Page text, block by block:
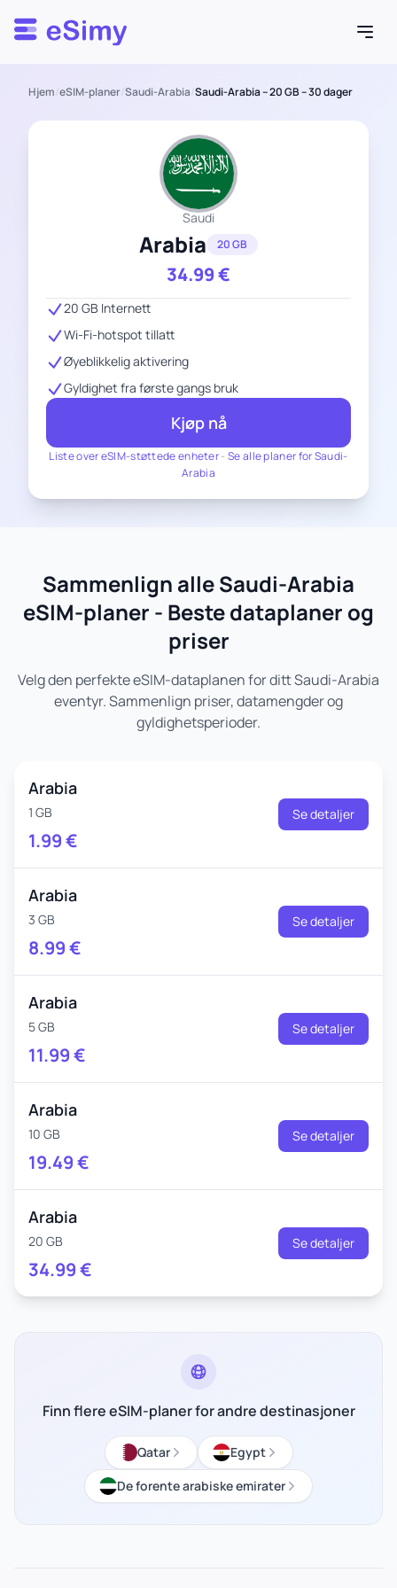
Esimy
Hjem/eSIM-planer/Saudi-Arabia/Saudi-Arabia – 20 GB – 30 dager
Saudi
Arabia 20 GB
34.99€
Liste over eSIM-støttede enheter- Se alle planer for Saudi-
Arabia
20 GB Internett
Wi-Fi-hotspot tillatt
Øyeblikkelig aktivering
Gyldighet fra første gangs bruk
Kjøp nå
Sammenlign alle Saudi-Arabia
eSIM-planer - Beste dataplaner og
priser
Velg den perfekte eSIM-dataplanen for ditt Saudi-Arabia
eventyr. Sammenlign priser, datamengder og
gyldighetsperioder.
Arabia
1 GB
1.99€
Se detaljer
Arabia
3 GB
8.99€
Se detaljer
Arabia
5 GB
11.99€
Se detaljer
Arabia
10 GB
19.49€
Se detaljer
Arabia
20 GB
34.99€
Se detaljer
Finn flere eSIM-planer for andre destinasjoner
Qatar
Egypt
De forente arabiske emirater